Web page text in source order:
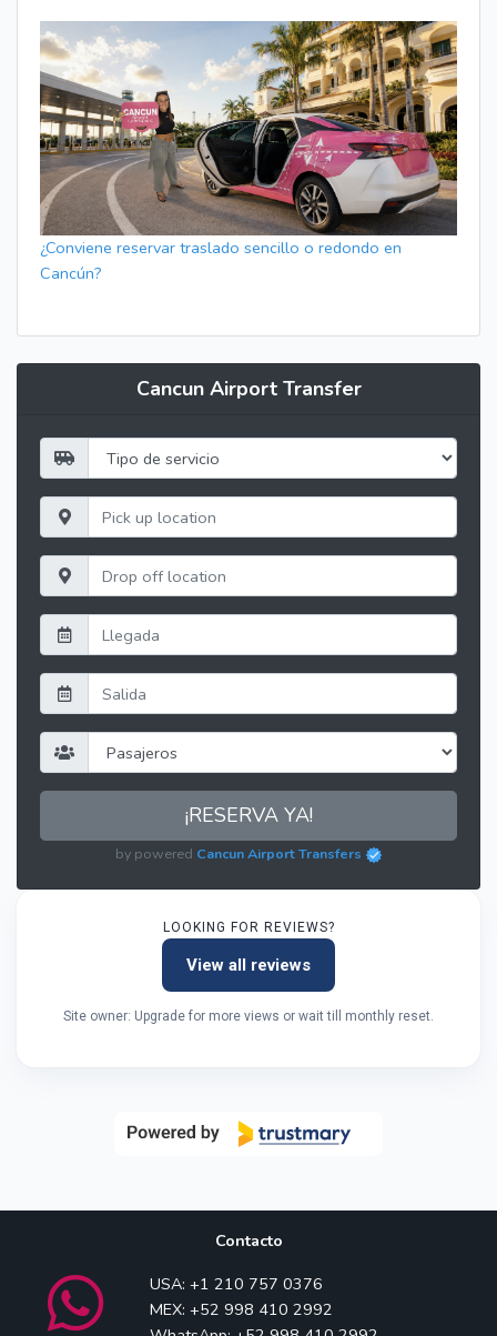
¿Conviene reservar traslado sencillo o redondo en
Cancún?
Cancun Airport Transfer
¡RESERVA YA!
by powered Cancun Airport Transfers
LOOKING FOR REVIEWS?
View all reviews
Site owner: Upgrade for more views or wait till monthly reset.
Contacto
USA: +1 210 757 0376
MEX: +52 998 410 2992